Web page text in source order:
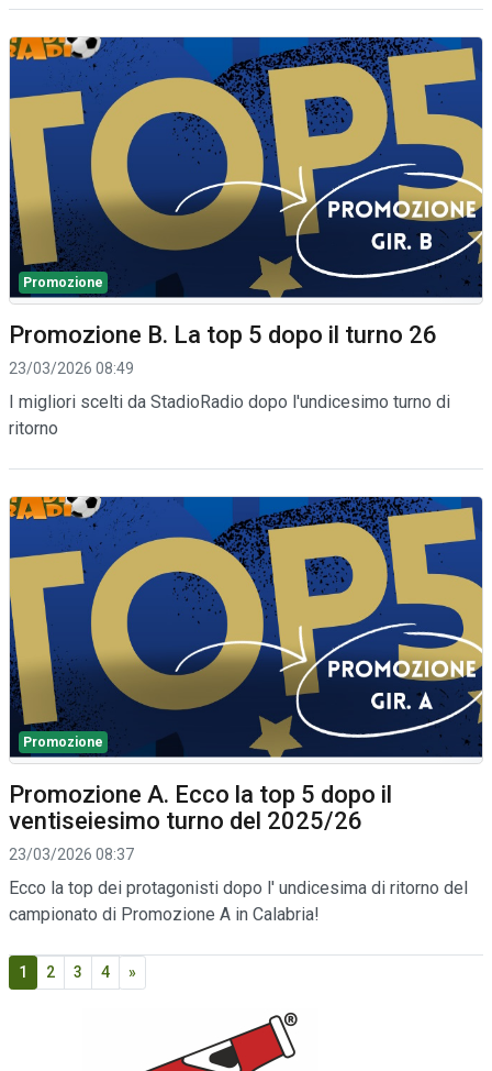
Promozione
Promozione B. La top 5 dopo il turno 26
23/03/2026 08:49
I migliori scelti da StadioRadio dopo l'undicesimo turno di
ritorno
Promozione
Promozione A. Ecco la top 5 dopo il
ventiseiesimo turno del 2025/26
23/03/2026 08:37
Ecco la top dei protagonisti dopo l' undicesima di ritorno del
campionato di Promozione A in Calabria!
1 2 3 4 »